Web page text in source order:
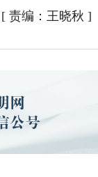
[ 责编：王晓秋 ]